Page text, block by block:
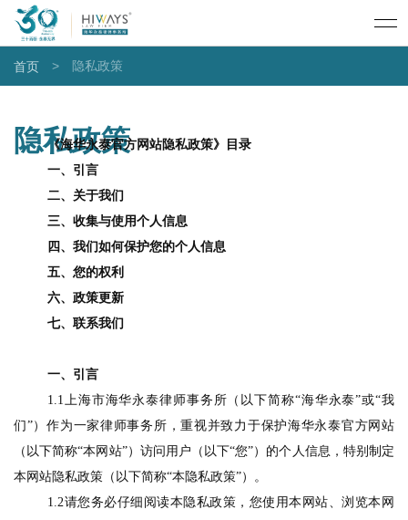
首页 > 隐私政策
隐私政策
《海华永泰官方网站隐私政策》目录
一、引言
二、关于我们
三、收集与使用个人信息
四、我们如何保护您的个人信息
五、您的权利
六、政策更新
七、联系我们
一、引言
1.1上海市海华永泰律师事务所（以下简称“海华永泰”或“我
们”）作为一家律师事务所，重视并致力于保护海华永泰官方网站
（以下简称“本网站”）访问用户（以下“您”）的个人信息，特别制定
本网站隐私政策（以下简称“本隐私政策”）。
1.2请您务必仔细阅读本隐私政策，您使用本网站、浏览本网